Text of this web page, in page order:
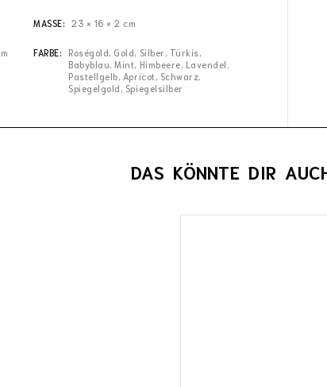
MASSE 23 × 16 × 2 cm
FARBE
Roségold, Gold, Silber, Türkis,
Babyblau, Mint, Himbeere, Lavendel,
Pastellgelb, Apricot, Schwarz,
Spiegelgold, Spiegelsilber
DAS KÖNNTE DIR